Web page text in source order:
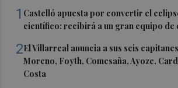
1 Castelló apuesta por convertir el
científico: recibirá a un gran equipo de
2El Villarreal anuncia a sus seis
Moreno, Foyth, Comesaña, Ayoze,
Costa